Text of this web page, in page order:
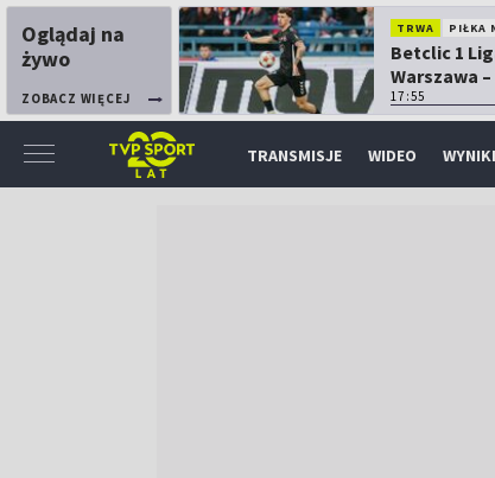
Oglądaj na
żywo
ZOBACZ WIĘCEJ
TRWA PIŁKA
Betclic 1
Warszawa –
Chorzów
17:55
TRANSMISJE WIDEO WYNIKI